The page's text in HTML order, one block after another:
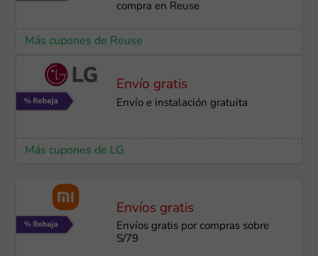
compra en Reuse
Más cupones de Reuse
Envío gratis
Envío e instalación ​gratuita
Más cupones de LG
Envíos gratis
Envíos gratis por compras sobre
S/79